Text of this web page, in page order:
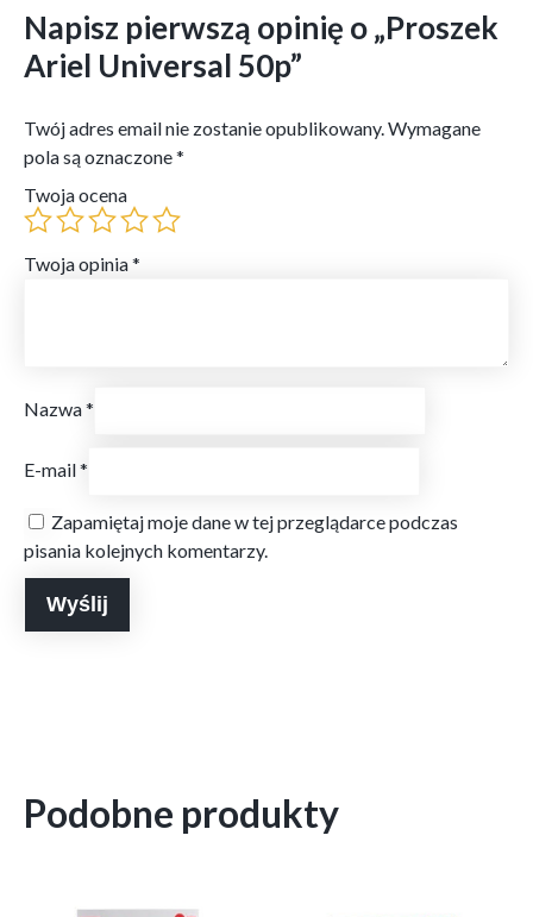
Napisz pierwszą opinię o „Proszek
Ariel Universal 50p”
Twój adres email nie zostanie opublikowany. Wymagane
pola są oznaczone*
Twoja ocena
Twoja opinia*
Nazwa*
E-mail*
Zapamiętaj moje dane w tej przeglądarce podczas
pisania kolejnych komentarzy.
Podobne produkty